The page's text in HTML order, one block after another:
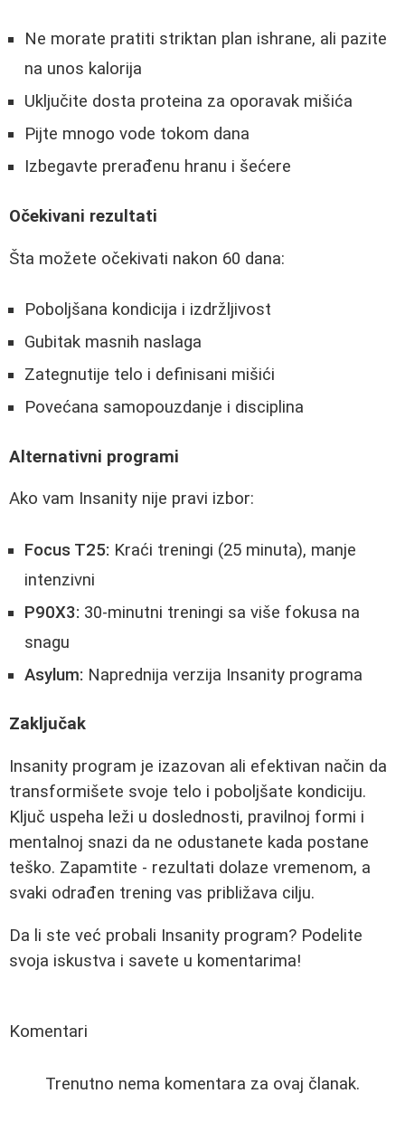
Ne morate pratiti striktan plan ishrane, ali pazite
na unos kalorija
Uključite dosta proteina za oporavak mišića
Pijte mnogo vode tokom dana
Izbegavte prerađenu hranu i šećere
Očekivani rezultati
Šta možete očekivati nakon 60 dana:
Poboljšana kondicija i izdržljivost
Gubitak masnih naslaga
Zategnutije telo i definisani mišići
Povećana samopouzdanje i disciplina
Alternativni programi
Ako vam Insanity nije pravi izbor:
Focus T25: Kraći treningi (25 minuta), manje
intenzivni
P90X3: 30-minutni treningi sa više fokusa na
snagu
Asylum: Naprednija verzija Insanity programa
Zaključak
Insanity program je izazovan ali efektivan način da
transformišete svoje telo i poboljšate kondiciju.
Ključ uspeha leži u doslednosti, pravilnoj formi i
mentalnoj snazi da ne odustanete kada postane
teško. Zapamtite - rezultati dolaze vremenom, a
svaki odrađen trening vas približava cilju.
Da li ste već probali Insanity program? Podelite
svoja iskustva i savete u komentarima!
Komentari
Trenutno nema komentara za ovaj članak.